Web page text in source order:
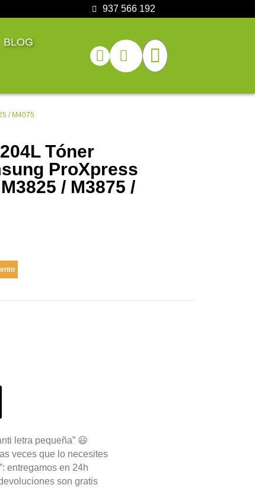
937 566 192
BLOG
/ M4075
Tóner
ProXpress
/ M3875 /
letra pequeña” 😃
veces que lo necesites
entregamos en 24h
son gratis